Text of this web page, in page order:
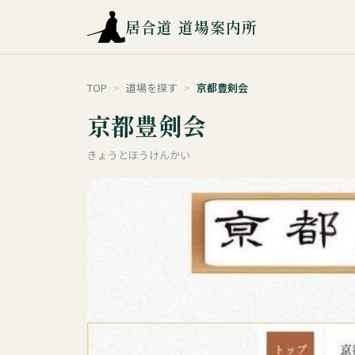
居合道 道場案内所
TOP > 道場を探す > 京都豊剣会
京都豊剣会
きょうとほうけんかい